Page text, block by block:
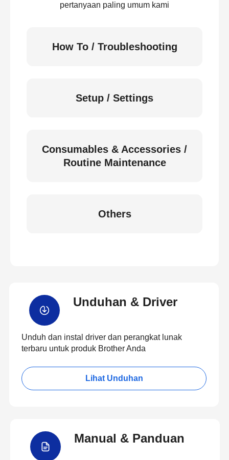
pertanyaan paling umum kami
How To / Troubleshooting
Setup / Settings
Consumables & Accessories /
Routine Maintenance
Others
Unduhan & Driver
Unduh dan instal driver dan perangkat lunak
terbaru untuk produk Brother Anda
Lihat Unduhan
Manual & Panduan